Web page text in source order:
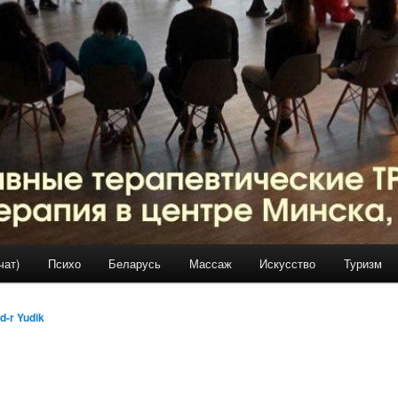
Психо Беларусь Массаж Искусство Туризм
d-r Yudik